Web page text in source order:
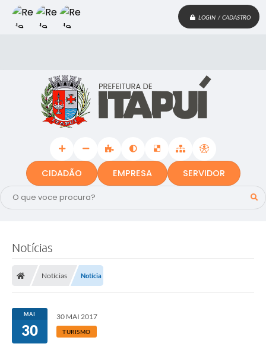
LOGIN / CADASTRO
CIDADÃO EMPRESA SERVIDOR
Notícias
Notícias Notícia
MAI
30
30 MAI 2017
TURISMO